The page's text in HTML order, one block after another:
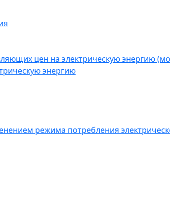
цен на электрическую энергию
энергию
режима потребления